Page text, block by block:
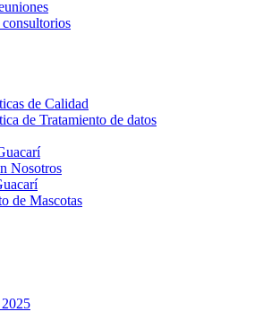
de Calidad
de Tratamiento de datos
Nosotros
de Mascotas